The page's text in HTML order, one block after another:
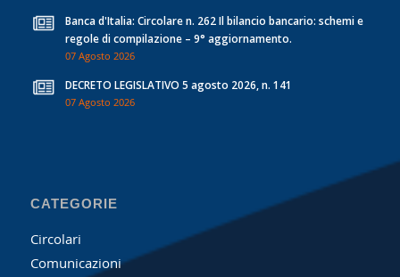
Banca d'Italia: Circolare n. 262 Il bilancio bancario: schemi e
regole di compilazione – 9° aggiornamento.
07 Agosto 2026
DECRETO LEGISLATIVO 5 agosto 2026, n. 141
07 Agosto 2026
CATEGORIE
Circolari
Comunicazioni